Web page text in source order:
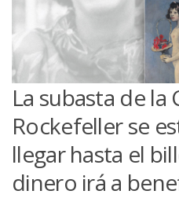
La subasta de la
Rockefeller se
llegar hasta el
dinero irá a